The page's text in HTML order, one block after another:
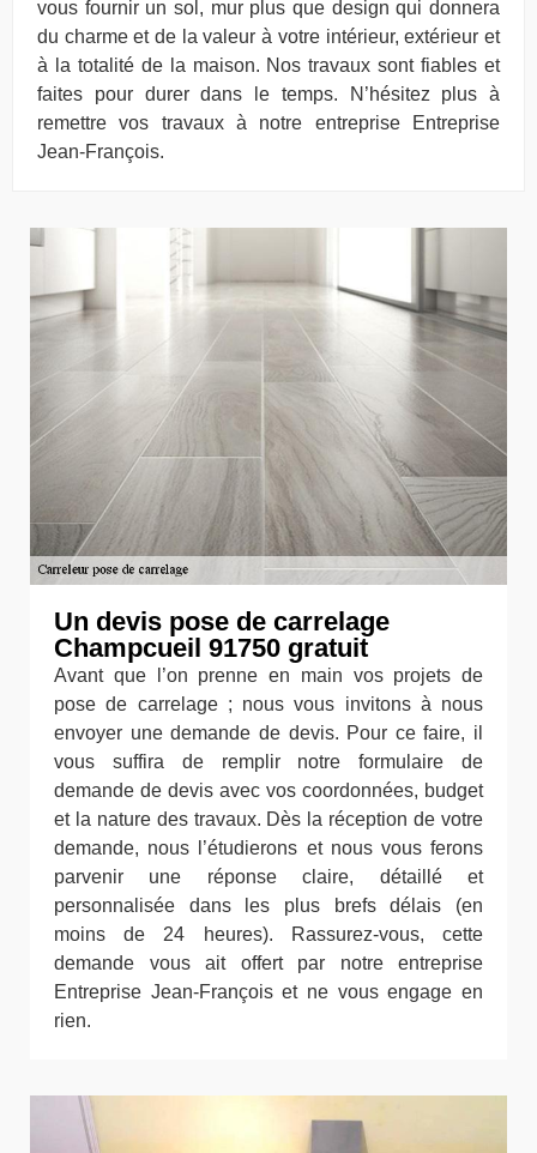
vous fournir un sol, mur plus que design qui donnera
du charme et de la valeur à votre intérieur, extérieur et
à la totalité de la maison. Nos travaux sont fiables et
faites pour durer dans le temps. N’hésitez plus à
remettre vos travaux à notre entreprise Entreprise
Jean-François.
Un devis pose de carrelage
Champcueil 91750 gratuit
Avant que l’on prenne en main vos projets de
pose de carrelage ; nous vous invitons à nous
envoyer une demande de devis. Pour ce faire, il
vous suffira de remplir notre formulaire de
demande de devis avec vos coordonnées, budget
et la nature des travaux. Dès la réception de votre
demande, nous l’étudierons et nous vous ferons
parvenir une réponse claire, détaillé et
personnalisée dans les plus brefs délais (en
moins de 24 heures). Rassurez-vous, cette
demande vous ait offert par notre entreprise
Entreprise Jean-François et ne vous engage en
rien.